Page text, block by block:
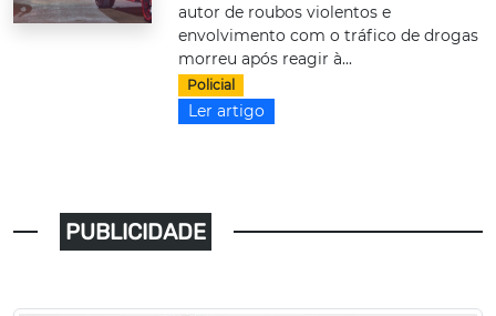
autor de roubos violentos e
envolvimento com o tráfico de drogas
morreu após reagir à...
Policial
Ler artigo
PUBLICIDADE